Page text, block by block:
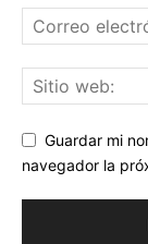
Guardar mi
navegador la